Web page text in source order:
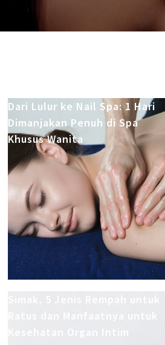
Dari Lulur ke Nail Spa: 1 Hari
Dimanjakan Penuh di Spa
Khusus Wanita